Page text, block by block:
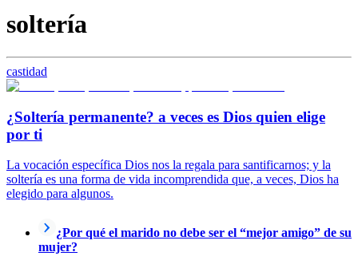
soltería
castidad
¿Soltería permanente? a veces es Dios quien elige
por ti
La vocación específica Dios nos la regala para santificarnos; y la
soltería es una forma de vida incomprendida que, a veces, Dios ha
elegido para algunos.
¿Por qué el marido no debe ser el “mejor amigo” de su
mujer?